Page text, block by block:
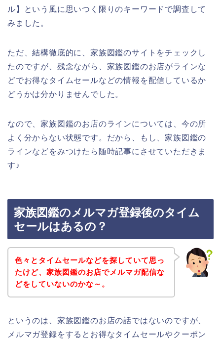
ル】という風に思いつく限りのキーワードで調査して
みました。
ただ、結構徹底的に、家族図鑑のサイトをチェックし
たのですが、残念ながら、家族図鑑のお店がラインな
どでお得なタイムセールなどの情報を配信しているか
どうかは分かりませんでした。
なので、家族図鑑のお店のラインについては、今の所
よく分からない状態です。だから、もし、家族図鑑の
ラインなどをみつけたら随時記事にさせていただきま
す♪
家族図鑑のメルマガ登録後のタイム
セールはあるの？
色々とタイムセールなどを探していて思っ
たけど、家族図鑑のお店でメルマガ配信な
どをしていないのかな～。
というのは、家族図鑑のお店の話ではないのですが、
メルマガ登録をするとお得なタイムセールやクーポン